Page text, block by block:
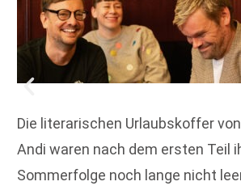
Die literarischen Urlaubskoffer
Andi waren nach dem ersten Teil
Sommerfolge noch lange nicht